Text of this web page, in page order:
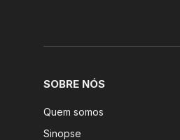
SOBRE NÓS
Quem somos
Sinopse